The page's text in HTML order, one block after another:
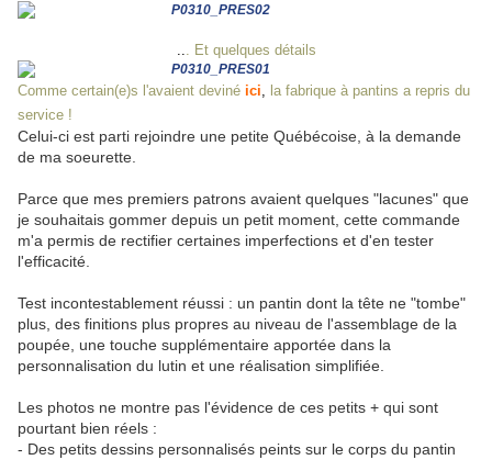
... Et quelques détails
Comme certain(e)s l'avaient deviné ici, la fabrique à pantins a repris du
service !
Celui-ci est parti rejoindre une petite Québécoise, à la demande
de ma soeurette.
Parce que mes premiers patrons avaient quelques "lacunes" que
je souhaitais gommer depuis un petit moment, cette commande
m'a permis de rectifier certaines imperfections et d'en tester
l'efficacité.
Test incontestablement réussi : un pantin dont la tête ne "tombe"
plus, des finitions plus propres au niveau de l'assemblage de la
poupée, une touche supplémentaire apportée dans la
personnalisation du lutin et une réalisation simplifiée.
Les photos ne montre pas l'évidence de ces petits + qui sont
pourtant bien réels :
- Des petits dessins personnalisés peints sur le corps du pantin